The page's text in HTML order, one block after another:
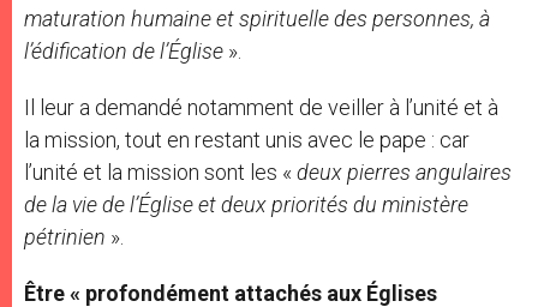
maturation humaine et spirituelle des personnes, à
l’édification de l’Église ».
Il leur a demandé notamment de veiller à l’unité et à
la mission, tout en restant unis avec le pape : car
l’unité et la mission sont les « deux pierres angulaires
de la vie de l’Église et deux priorités du ministère
pétrinien ».
Être « profondément attachés aux Églises